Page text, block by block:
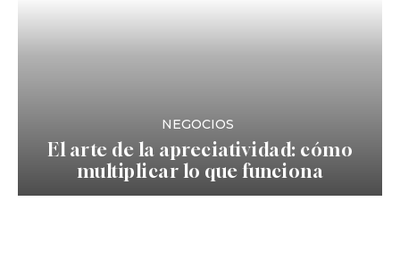
NEGOCIOS
El arte de la apreciatividad: cómo
multiplicar lo que funciona